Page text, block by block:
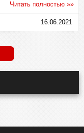
Читать полностью »»
16.06.2021